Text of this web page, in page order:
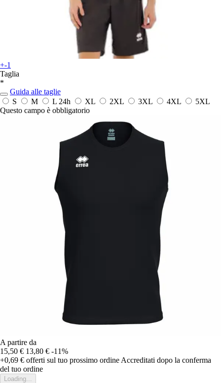
+-1
Taglia
*
Guida alle taglie
S
M L 24h XL 2XL 3XL 4XL
5XL
Questo campo è obbligatorio
A partire da
15,50 € 13,80 € -11%
+0,69 € offerti sul tuo prossimo ordine Accreditati dopo la conferma
del tuo ordine
Loading...